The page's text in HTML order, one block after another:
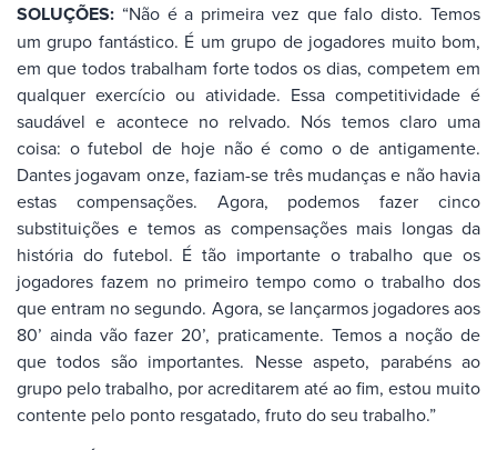
SOLUÇÕES: “Não é a primeira vez que falo disto. Temos
um grupo fantástico. É um grupo de jogadores muito bom,
em que todos trabalham forte todos os dias, competem em
qualquer exercício ou atividade. Essa competitividade é
saudável e acontece no relvado. Nós temos claro uma
coisa: o futebol de hoje não é como o de antigamente.
Dantes jogavam onze, faziam-se três mudanças e não havia
estas compensações. Agora, podemos fazer cinco
substituições e temos as compensações mais longas da
história do futebol. É tão importante o trabalho que os
jogadores fazem no primeiro tempo como o trabalho dos
que entram no segundo. Agora, se lançarmos jogadores aos
80’ ainda vão fazer 20’, praticamente. Temos a noção de
que todos são importantes. Nesse aspeto, parabéns ao
grupo pelo trabalho, por acreditarem até ao fim, estou muito
contente pelo ponto resgatado, fruto do seu trabalho.”